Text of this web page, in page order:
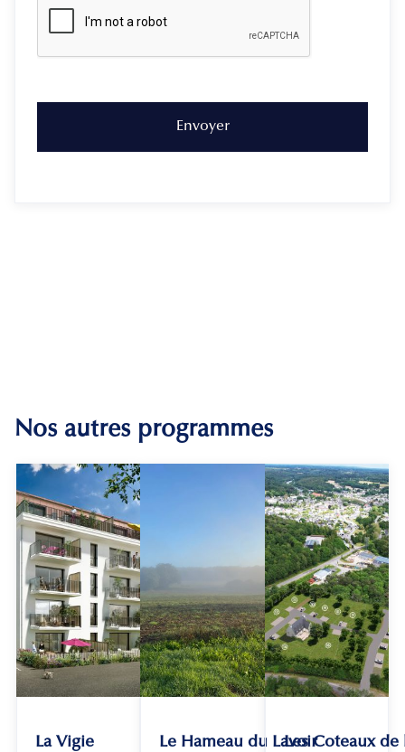
Nos autres programmes
La Vigie Le Hameau du LavoirLes Coteaux